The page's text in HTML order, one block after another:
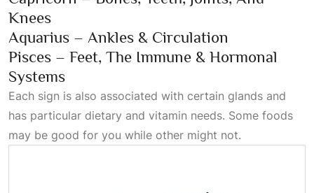
Knees
Aquarius – Ankles & Circulation
Pisces – Feet, The Immune & Hormonal
Systems
Each sign is also associated with certain glands and
has particular dietary and vitamin needs. Some foods
may be good for you while other might not.